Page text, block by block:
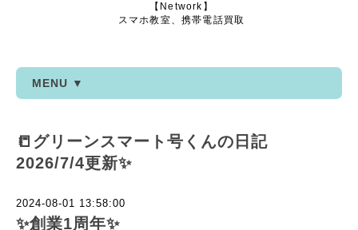
【Network】
スマホ教室、携帯電話買取
MENU ▼
📒グリーンスマート号くんの日記
2026/7/4更新✨
2024-08-01 13:58:00
✨創業1周年✨